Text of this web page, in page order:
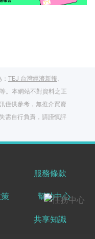
TEJ 台灣經濟新報、
。本網站不對資料之正
僅供參考，無推介買賣
需自行負責，請謹慎評
服務條款
幫助中心
共享知識